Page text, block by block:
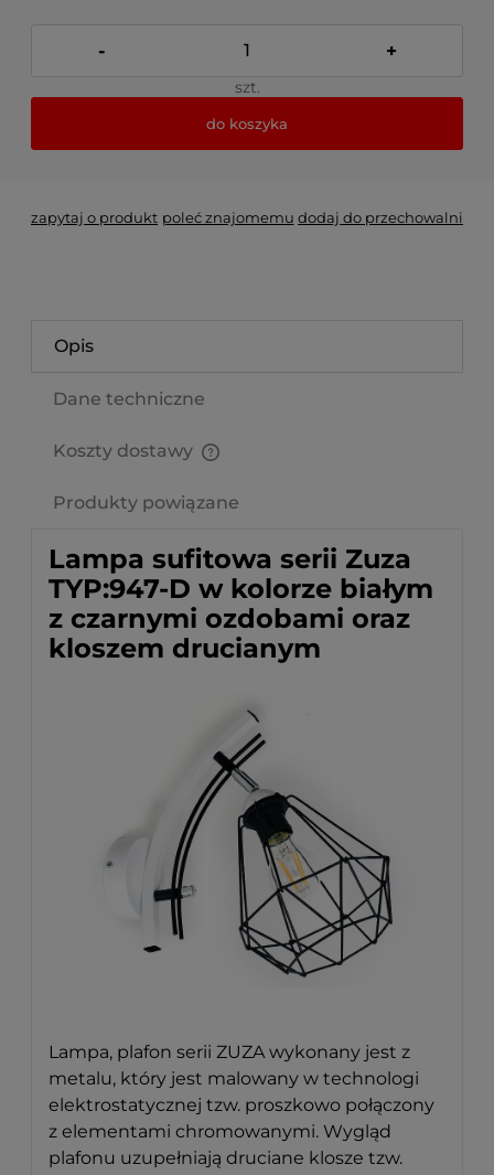
- +
szt.
do koszyka
zapytaj o produkt poleć znajomemu dodaj do przechowalni
Opis
Dane techniczne
Koszty dostawy
Produkty powiązane
Lampa sufitowa serii Zuza
TYP:947-D w kolorze białym
z czarnymi ozdobami oraz
kloszem drucianym
Lampa, plafon serii ZUZA wykonany jest z
metalu, który jest malowany w technologi
elektrostatycznej tzw. proszkowo połączony
z elementami chromowanymi. Wygląd
plafonu uzupełniają druciane klosze tzw.